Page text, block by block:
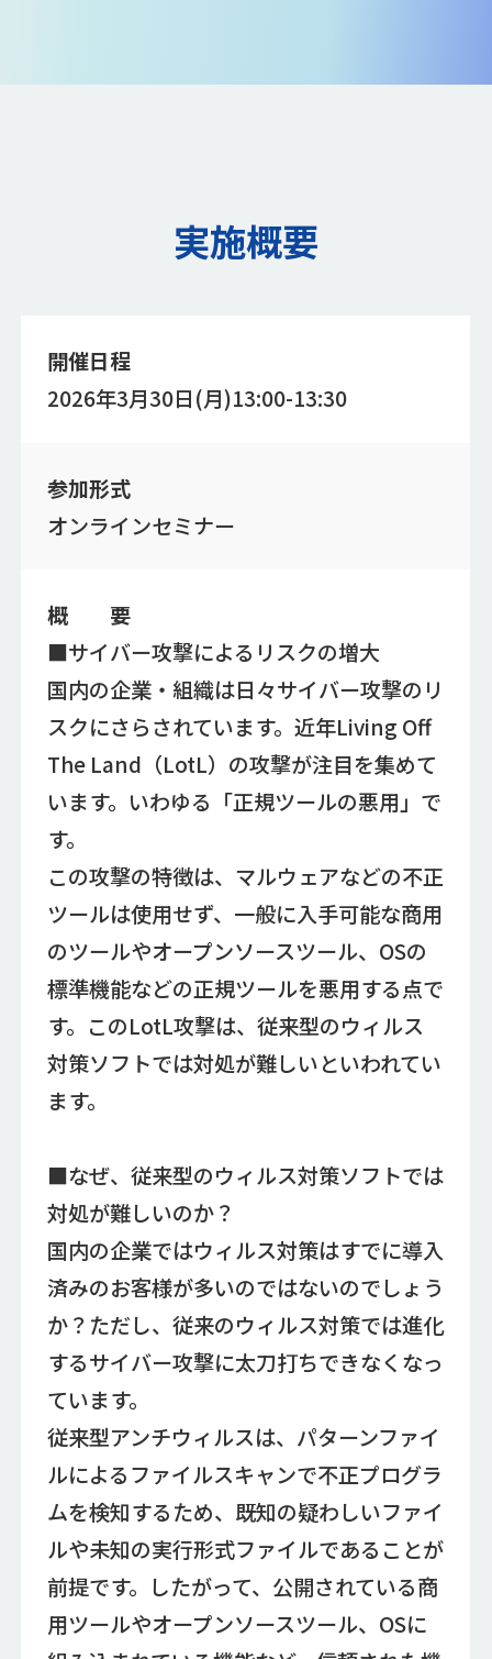
実施概要
開催日程
2026年3月30日(月)13:00-13:30
参加形式
オンラインセミナー
概 要
■サイバー攻撃によるリスクの増大
国内の企業・組織は日々サイバー攻撃のリ
スクにさらされています。近年Living Off
The Land（LotL）の攻撃が注目を集めて
います。いわゆる「正規ツールの悪用」で
す。
この攻撃の特徴は、マルウェアなどの不正
ツールは使用せず、一般に入手可能な商用
のツールやオープンソースツール、OSの
標準機能などの正規ツールを悪用する点で
す。このLotL攻撃は、従来型のウィルス
対策ソフトでは対処が難しいといわれてい
ます。
■なぜ、従来型のウィルス対策ソフトでは
対処が難しいのか？
国内の企業ではウィルス対策はすでに導入
済みのお客様が多いのではないのでしょう
か？ただし、従来のウィルス対策では進化
するサイバー攻撃に太刀打ちできなくなっ
ています。
従来型アンチウィルスは、パターンファイ
ルによるファイルスキャンで不正プログラ
ムを検知するため、既知の疑わしいファイ
ルや未知の実行形式ファイルであることが
前提です。したがって、公開されている商
用ツールやオープンソースツール、OSに